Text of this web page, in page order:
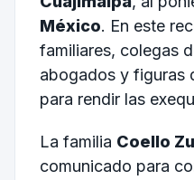
México. En este
familiares, colegas
abogados y figuras
para rendir las
La familia Coello
comunicado para